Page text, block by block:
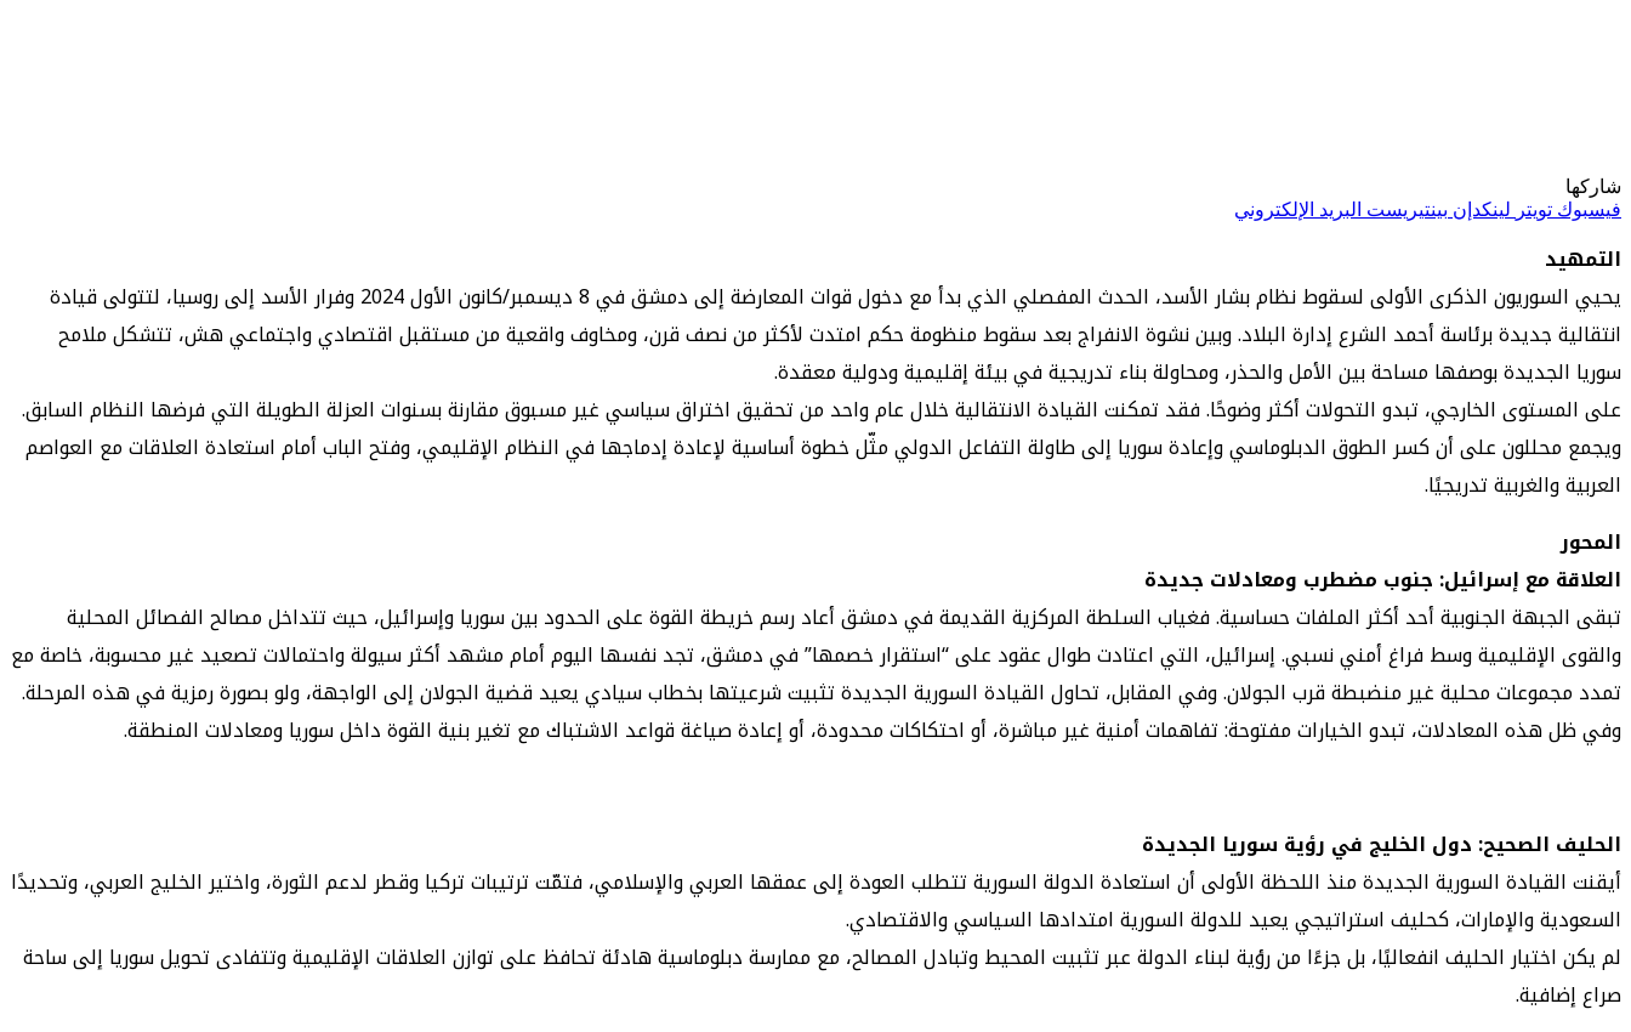
شاركها
فيسبوك تويتر لينكدإن بينتيريست البريد الإلكتروني
التمهيد
يحيي السوريون الذكرى الأولى لسقوط نظام بشار الأسد، الحدث المفصلي الذي بدأ مع دخول قوات المعارضة إلى دمشق في 8 ديسمبر/كانون الأول 2024 وفرار الأسد إلى روسيا، لتتولى قيادة
انتقالية جديدة برئاسة أحمد الشرع إدارة البلاد. وبين نشوة الانفراج بعد سقوط منظومة حكم امتدت لأكثر من نصف قرن، ومخاوف واقعية من مستقبل اقتصادي واجتماعي هش، تتشكل ملامح
سوريا الجديدة بوصفها مساحة بين الأمل والحذر، ومحاولة بناء تدريجية في بيئة إقليمية ودولية معقدة.
على المستوى الخارجي، تبدو التحولات أكثر وضوحًا. فقد تمكنت القيادة الانتقالية خلال عام واحد من تحقيق اختراق سياسي غير مسبوق مقارنة بسنوات العزلة الطويلة التي فرضها النظام السابق.
ويجمع محللون على أن كسر الطوق الدبلوماسي وإعادة سوريا إلى طاولة التفاعل الدولي مثّل خطوة أساسية لإعادة إدماجها في النظام الإقليمي، وفتح الباب أمام استعادة العلاقات مع العواصم
العربية والغربية تدريجيًا.
المحور
العلاقة مع إسرائيل: جنوب مضطرب ومعادلات جديدة
تبقى الجبهة الجنوبية أحد أكثر الملفات حساسية. فغياب السلطة المركزية القديمة في دمشق أعاد رسم خريطة القوة على الحدود بين سوريا وإسرائيل، حيث تتداخل مصالح الفصائل المحلية
والقوى الإقليمية وسط فراغ أمني نسبي. إسرائيل، التي اعتادت طوال عقود على “استقرار خصمها” في دمشق، تجد نفسها اليوم أمام مشهد أكثر سيولة واحتمالات تصعيد غير محسوبة، خاصة مع
تمدد مجموعات محلية غير منضبطة قرب الجولان. وفي المقابل، تحاول القيادة السورية الجديدة تثبيت شرعيتها بخطاب سيادي يعيد قضية الجولان إلى الواجهة، ولو بصورة رمزية في هذه المرحلة.
وفي ظل هذه المعادلات، تبدو الخيارات مفتوحة: تفاهمات أمنية غير مباشرة، أو احتكاكات محدودة، أو إعادة صياغة قواعد الاشتباك مع تغير بنية القوة داخل سوريا ومعادلات المنطقة.
الحليف الصحيح: دول الخليج في رؤية سوريا الجديدة
أيقنت القيادة السورية الجديدة منذ اللحظة الأولى أن استعادة الدولة السورية تتطلب العودة إلى عمقها العربي والإسلامي، فتمّت ترتيبات تركيا وقطر لدعم الثورة، واختير الخليج العربي، وتحديدًا
السعودية والإمارات، كحليف استراتيجي يعيد للدولة السورية امتدادها السياسي والاقتصادي.
لم يكن اختيار الحليف انفعاليًا، بل جزءًا من رؤية لبناء الدولة عبر تثبيت المحيط وتبادل المصالح، مع ممارسة دبلوماسية هادئة تحافظ على توازن العلاقات الإقليمية وتتفادى تحويل سوريا إلى ساحة
صراع إضافية.